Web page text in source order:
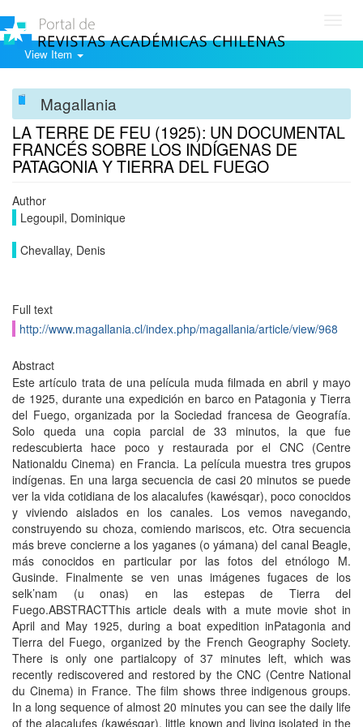
View Item
Magallania
LA TERRE DE FEU (1925): UN DOCUMENTAL
FRANCÉS SOBRE LOS INDÍGENAS DE
PATAGONIA Y TIERRA DEL FUEGO
Author
Legoupil, Dominique
Chevallay, Denis
Full text
http://www.magallania.cl/index.php/magallania/article/view/968
Abstract
Este artículo trata de una película muda filmada en abril y mayo
de 1925, durante una expedición en barco en Patagonia y Tierra
del Fuego, organizada por la Sociedad francesa de Geografía.
Solo queda una copia parcial de 33 minutos, la que fue
redescubierta hace poco y restaurada por el CNC (Centre
Nationaldu Cinema) en Francia. La película muestra tres grupos
indígenas. En una larga secuencia de casi 20 minutos se puede
ver la vida cotidiana de los alacalufes (kawésqar), poco conocidos
y viviendo aislados en los canales. Los vemos navegando,
construyendo su choza, comiendo mariscos, etc. Otra secuencia
más breve concierne a los yaganes (o yámana) del canal Beagle,
más conocidos en particular por las fotos del etnólogo M.
Gusinde. Finalmente se ven unas imágenes fugaces de los
selk’nam (u onas) en las estepas de Tierra del
Fuego.ABSTRACTThis article deals with a mute movie shot in
April and May 1925, during a boat expedition inPatagonia and
Tierra del Fuego, organized by the French Geography Society.
There is only one partialcopy of 37 minutes left, which was
recently rediscovered and restored by the CNC (Centre National
du Cinema) in France. The film shows three indigenous groups.
In a long sequence of almost 20 minutes you can see the daily life
of the alacalufes (kawésqar), little known and living isolated in the